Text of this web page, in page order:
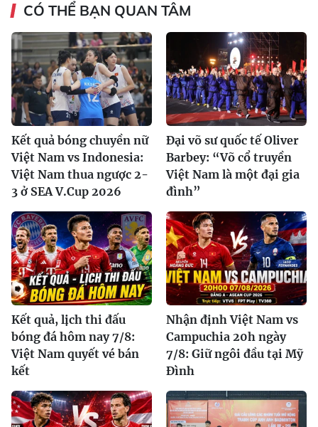
CÓ THỂ BẠN QUAN TÂM
Kết quả bóng chuyền nữ
Việt Nam vs Indonesia:
Việt Nam thua ngược 2-
3 ở SEA V.Cup 2026
Đại võ sư quốc tế Oliver
Barbey: “Võ cổ truyền
Việt Nam là một đại gia
đình”
Kết quả, lịch thi đấu
bóng đá hôm nay 7/8:
Việt Nam quyết vé bán
kết
Nhận định Việt Nam vs
Campuchia 20h ngày
7/8: Giữ ngôi đầu tại Mỹ
Đình